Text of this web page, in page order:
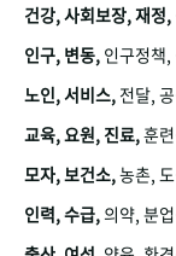
건강, 사회보장, 재정,
인구, 변동, 인구정책, 저출산, 고령사회, 고령화, 이동, 남북한, 지방자치단체, 컨설팅, 복지정책평가, 집, 사회개발
노인, 서비스, 전달, 공공, 보육, 수요, 공급, 사회서비스, 데이터, 보호, 요양, 아동, 예방, 청소년, 효율, 자원
교육, 요원, 진료,훈련, 보건요원, 마을, 마을건강사업, 보조원, 진료원, 보건진료원, 보건진료원교재
모자, 보건소,농촌, 도시, 금연, 농촌지역, 모자보건사업
인력, 수급,의약, 분업, 식품, 의약품, 의사, 안전